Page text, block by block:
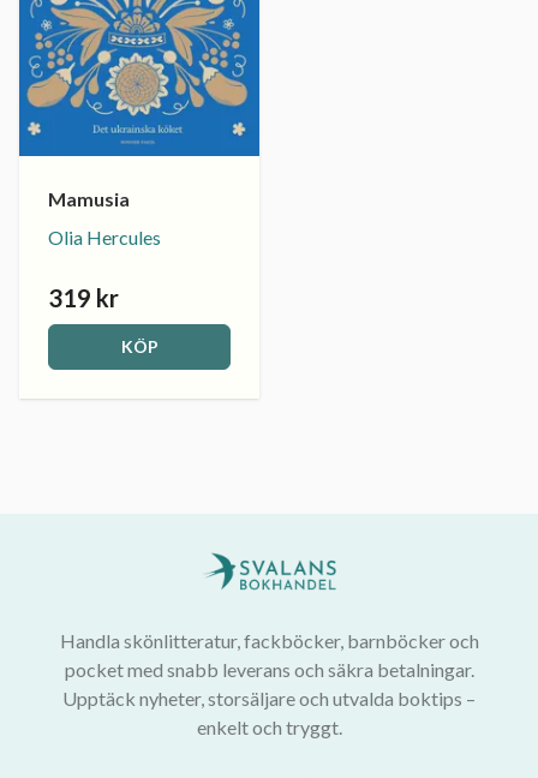
Mamusia
Olia Hercules
319 kr
KÖP
Handla skönlitteratur, fackböcker, barnböcker och
pocket med snabb leverans och säkra betalningar.
Upptäck nyheter, storsäljare och utvalda boktips –
enkelt och tryggt.